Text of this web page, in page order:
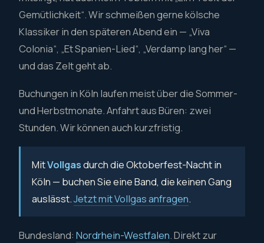
Gemütlichkeit“. Wir schmeißen gerne kölsche
Klassiker in den späteren Abend ein — „Viva
Colonia“, „Et Spanien-Lied“, „Verdamp lang her“ —
und das Zelt geht ab.
Buchungen in Köln laufen meist über die Sommer-
und Herbstmonate. Anfahrt aus Büren: zwei
Stunden. Wir können auch kurzfristig.
MitVollgasdurch die Oktoberfest-Nacht in
Köln — buchen Sie eine Band, die keinen Gang
auslässt.Jetzt mit Vollgas anfragen.
Bundesland: Nordrhein-Westfalen. Direkt zur